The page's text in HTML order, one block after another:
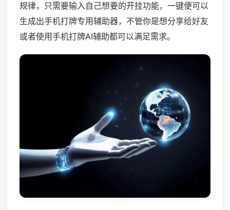
规律，只需要输入自己想要的开挂功能，一键便可以
生成出手机打牌专用辅助器，不管你是想分享给好友
或者使用手机打牌AI辅助都可以满足需求。